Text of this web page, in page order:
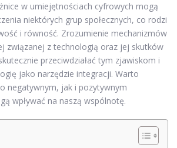
w umiejętnościach cyfrowych mogą
niektórych grup społecznych, co rodzi
i równość. Zrozumienie mechanizmów
związanej z technologią oraz jej skutków
przeciwdziałać tym zjawiskom i
jako narzędzie integracji. Warto
negatywnym, jak i pozytywnym
wpływać na naszą wspólnotę.